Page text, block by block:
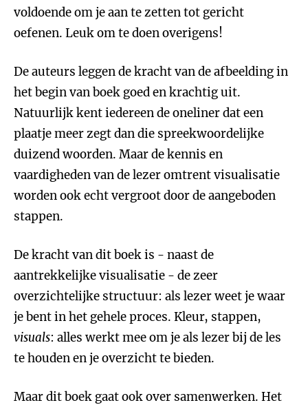
voldoende om je aan te zetten tot gericht
oefenen. Leuk om te doen overigens!
De auteurs leggen de kracht van de afbeelding in
het begin van boek goed en krachtig uit.
Natuurlijk kent iedereen de oneliner dat een
plaatje meer zegt dan die spreekwoordelijke
duizend woorden. Maar de kennis en
vaardigheden van de lezer omtrent visualisatie
worden ook echt vergroot door de aangeboden
stappen.
De kracht van dit boek is - naast de
aantrekkelijke visualisatie - de zeer
overzichtelijke structuur: als lezer weet je waar
je bent in het gehele proces. Kleur, stappen,
visuals: alles werkt mee om je als lezer bij de les
te houden en je overzicht te bieden.
Maar dit boek gaat ook over samenwerken. Het